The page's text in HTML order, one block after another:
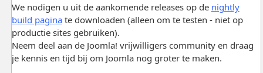
We nodigen u uit de aankomende releases op de nightly
build paginate downloaden (alleen om te testen - niet op
productie sites gebruiken).
Neem deel aan de Joomla! vrijwilligers community en draag
je kennis en tijd bij om Joomla nog groter te maken.